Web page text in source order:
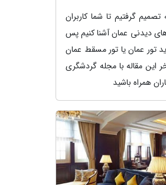
تصمیم گرفتیم تا شما کاربران
دیدنی عمان آشنا کنیم پس
تور عمان یا تور مسقط عمان
این مقاله با مجله گردشگری
همراه باشید